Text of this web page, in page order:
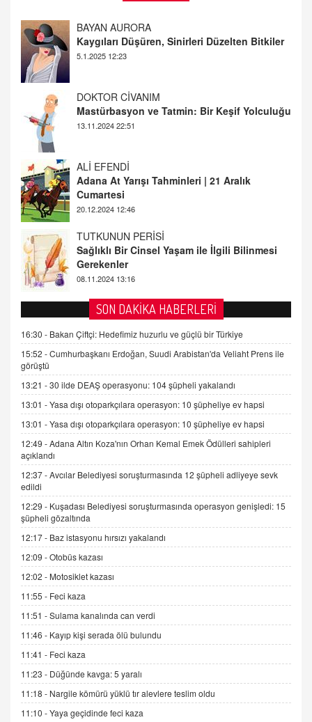
DOKTOR CİVANIM
Mastürbasyon ve Tatmin: Bir Keşif Yolculuğu
13.11.2024 22:51
ALİ EFENDİ
Adana At Yarışı Tahminleri | 21 Aralık
Cumartesi
TUTKUNUN PERİSİ
Sağlıklı Bir Cinsel Yaşam ile İlgili Bilinmesi
Gerekenler
08.11.2024 13:16
FARUK ÖNALAN
Tezkere Onaylanmasaydı…
2 Kasım 2021 Salı 00:11
AV. DOĞAN CAN DOĞAN
Kişisel verilerin korunması ve dijital hukukun
gelişimi
15.09.2025 16:17
SEHER EREK
Kış Ayları Geldi, Hangi Önlemler Alınmalı?
9.12.2025 10:11
İNCİ GÜL AKÖL
06.07.2026 13:00
ADEM AKÖL
Esed Destekçilerinin Yüzüne Vurulan Şamar:
Sednaya
11.12.2024 12:30
DR. EKREM ASLAN
Gerçek Ne, Algı Ne? "Beraber Yürüyoruz"
Cümlesinin Peşinden
19.07.2025 12:45
GÖNÜL MENEKŞE
Şifacının Yolu
04.11.2025 12:56
SON DAKİKA HABERLERİ
16:30 - Bakan Çiftçi: Hedefimiz huzurlu ve güçlü bir Türkiye
15:52 -Cumhurbaşkanı Erdoğan, Suudi Arabistan'da Veliaht Prens ile
görüştü
13:21 -30 ilde DEAŞ operasyonu: 104 şüpheli yakalandı
13:01 -Yasa dışı otoparkçılara operasyon: 10 şüpheliye ev hapsi
13:01 -Yasa dışı otoparkçılara operasyon: 10 şüpheliye ev hapsi
12:49 -Adana Altın Koza'nın Orhan Kemal Emek Ödülleri sahipleri
açıklandı
12:37 -Avcılar Belediyesi soruşturmasında 12 şüpheli adliyeye sevk
edildi
12:29 - Kuşadası Belediyesi soruşturmasında operasyon genişledi: 15
şüpheli gözaltında
12:17 - Baz istasyonu hırsızı yakalandı
12:09 -Otobüs kazası
12:02 - Motosiklet kazası
11:55 - Feci kaza
11:51 -Sulama kanalında can verdi
11:46 - Kayıp kişi serada ölü bulundu
11:41 - Feci kaza
11:23 - Düğünde kavga: 5 yaralı
11:18 - Nargile kömürü yüklü tır alevlere teslim oldu
11:10 -Yaya geçidinde feci kaza